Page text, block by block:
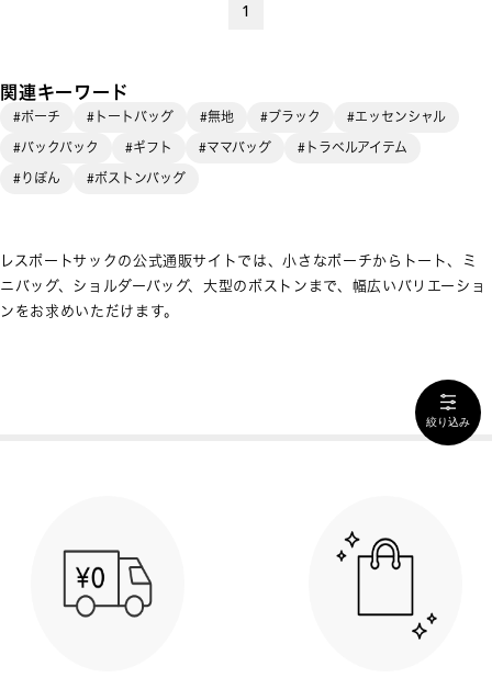
1
関連キーワード
#ポーチ #トートバッグ #無地 #ブラック
#エッセンシャル
#バックパック
#ギフト #ママバッグ
#トラベルアイテム
#りぼん
#ボストンバッグ
レスポートサックの公式通販サイトでは、小さなポーチからトート、ミ
ニバッグ、ショルダーバッグ、大型のボストンまで、幅広いバリエーショ
ンをお求めいただけます。
絞り込み